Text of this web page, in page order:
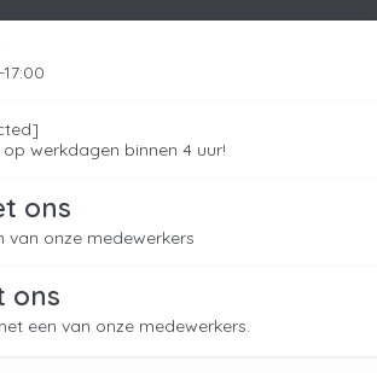
werkdagen binnen 4 uur!
ons
van onze medewerkers
ons
een van onze medewerkers.